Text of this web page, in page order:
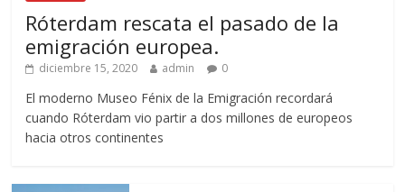
Róterdam rescata el pasado de la
emigración europea.
diciembre 15, 2020 admin 0
El moderno Museo Fénix de la Emigración recordará
cuando Róterdam vio partir a dos millones de europeos
hacia otros continentes